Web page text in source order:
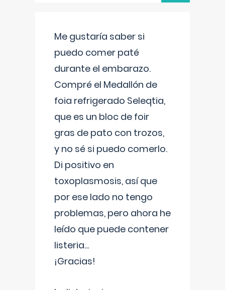
Me gustaría saber si
puedo comer paté
durante el embarazo.
Compré el Medallón de
foia refrigerado Seleqtia,
que es un bloc de foir
gras de pato con trozos,
y no sé si puedo comerlo.
Di positivo en
toxoplasmosis, así que
por ese lado no tengo
problemas, pero ahora he
leído que puede contener
listeria...
¡Gracias!